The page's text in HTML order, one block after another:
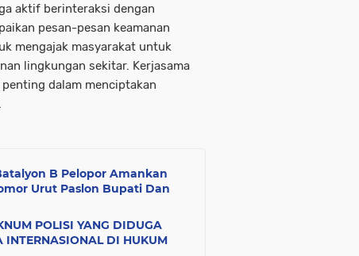
aktif berinteraksi dengan
pesan-pesan keamanan
mengajak masyarakat untuk
lingkungan sekitar. Kerjasama
dalam menciptakan
B Pelopor Amankan
Urut Paslon Bupati Dan
POLISI YANG DIDUGA
INTERNASIONAL DI HUKUM